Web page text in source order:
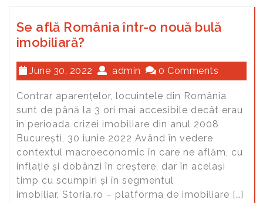
Se află România într-o nouă bulă
imobiliară?
June 30, 2022 admin 0 Comments
Contrar aparențelor, locuințele din România
sunt de până la 3 ori mai accesibile decât erau
în perioada crizei imobiliare din anul 2008
București, 30 iunie 2022 Având în vedere
contextul macroeconomic în care ne aflăm, cu
inflație și dobânzi în creștere, dar în același
timp cu scumpiri și în segmentul
imobiliar, Storia.ro – platforma de imobiliare […]